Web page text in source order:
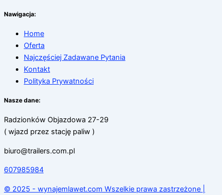
Nawigacja:
Home
Oferta
Najczęściej Zadawane Pytania
Kontakt
Polityka Prywatności
Nasze dane:
Radzionków Objazdowa 27-29
( wjazd przez stację paliw )
biuro@trailers.com.pl
607985984
© 2025 - wynajemlawet.com Wszelkie prawa zastrzeżone |